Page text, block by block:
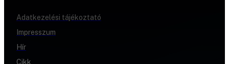
Adatkezelési tájékoztató
Impresszum
Hír
Cikk